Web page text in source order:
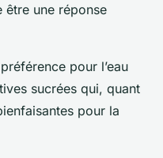
être une réponse
pour l’eau
sucrées qui, quant
pour la